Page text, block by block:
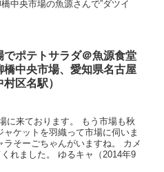
中央市場の魚源さんで”ダツイ
でポテトサラダ＠魚源食堂
橋中央市場、愛知県名古屋
村区名駅）
に来ております。 もう市場も秋
ケットを羽織って市場に伺いま
そーごちゃんがいますね。 カメ
れました。 ゆるキャ（2014年9